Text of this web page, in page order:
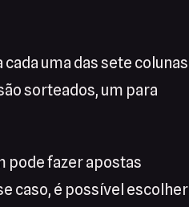
uma das sete colunas
sorteados, um para
pode fazer apostas
caso, é possível escolher